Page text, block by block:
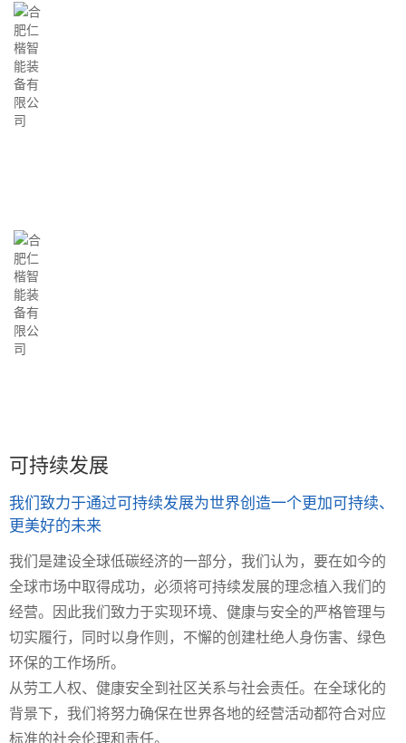
可持续发展
我们致力于通过可持续发展为世界创造一个更加可持续、
更美好的未来
我们是建设全球低碳经济的一部分，我们认为，要在如今的
全球市场中取得成功，必须将可持续发展的理念植入我们的
经营。因此我们致力于实现环境、健康与安全的严格管理与
切实履行，同时以身作则，不懈的创建杜绝人身伤害、绿色
环保的工作场所。
从劳工人权、健康安全到社区关系与社会责任。在全球化的
背景下，我们将努力确保在世界各地的经营活动都符合对应
标准的社会伦理和责任。